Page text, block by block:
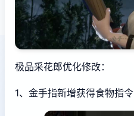
极品采花郎优化修改：
1、金手指新增获得食物指令